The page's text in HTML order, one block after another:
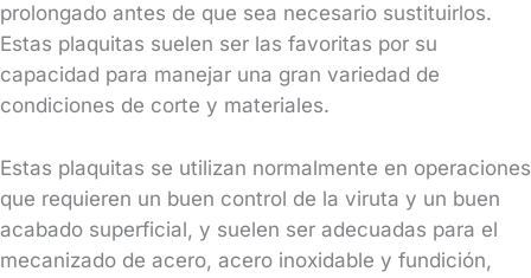
prolongado antes de que sea necesario sustituirlos.
Estas plaquitas suelen ser las favoritas por su
capacidad para manejar una gran variedad de
condiciones de corte y materiales.
Estas plaquitas se utilizan normalmente en operaciones
que requieren un buen control de la viruta y un buen
acabado superficial, y suelen ser adecuadas para el
mecanizado de acero, acero inoxidable y fundición,